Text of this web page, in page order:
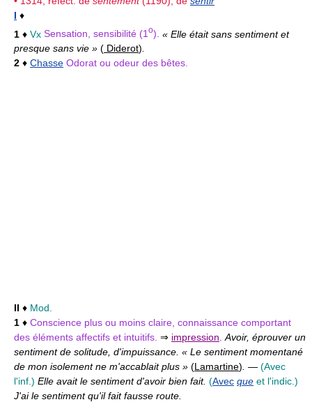
I ♦
1 ♦ Vx Sensation, sensibilité (1o). « Elle était sans sentiment et
presque sans vie » ( Diderot).
2 ♦ Chasse Odorat ou odeur des bêtes.
II ♦ Mod.
1 ♦ Conscience plus ou moins claire, connaissance comportant
des éléments affectifs et intuitifs. ⇒ impression.Avoir, éprouver un
sentiment de solitude, d'impuissance. « Le sentiment momentané
de mon isolement ne m'accablait plus » (Lamartine). — (Avec
l'inf.) Elle avait le sentiment d'avoir bien fait. (Avec que et l'indic.)
J'ai le sentiment qu'il fait fausse route.